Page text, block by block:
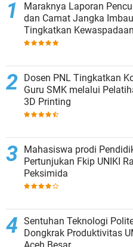
Maraknya Laporan
dan Camat Jangka
Tingkatkan Kewaspadaan
Dosen PNL Tingkatkan
Guru SMK melalui
3D Printing
Mahasiswa prodi
Pertunjukan Fkip UNIKI
Peksimida
Sentuhan Teknologi
Dongkrak Produktivitas